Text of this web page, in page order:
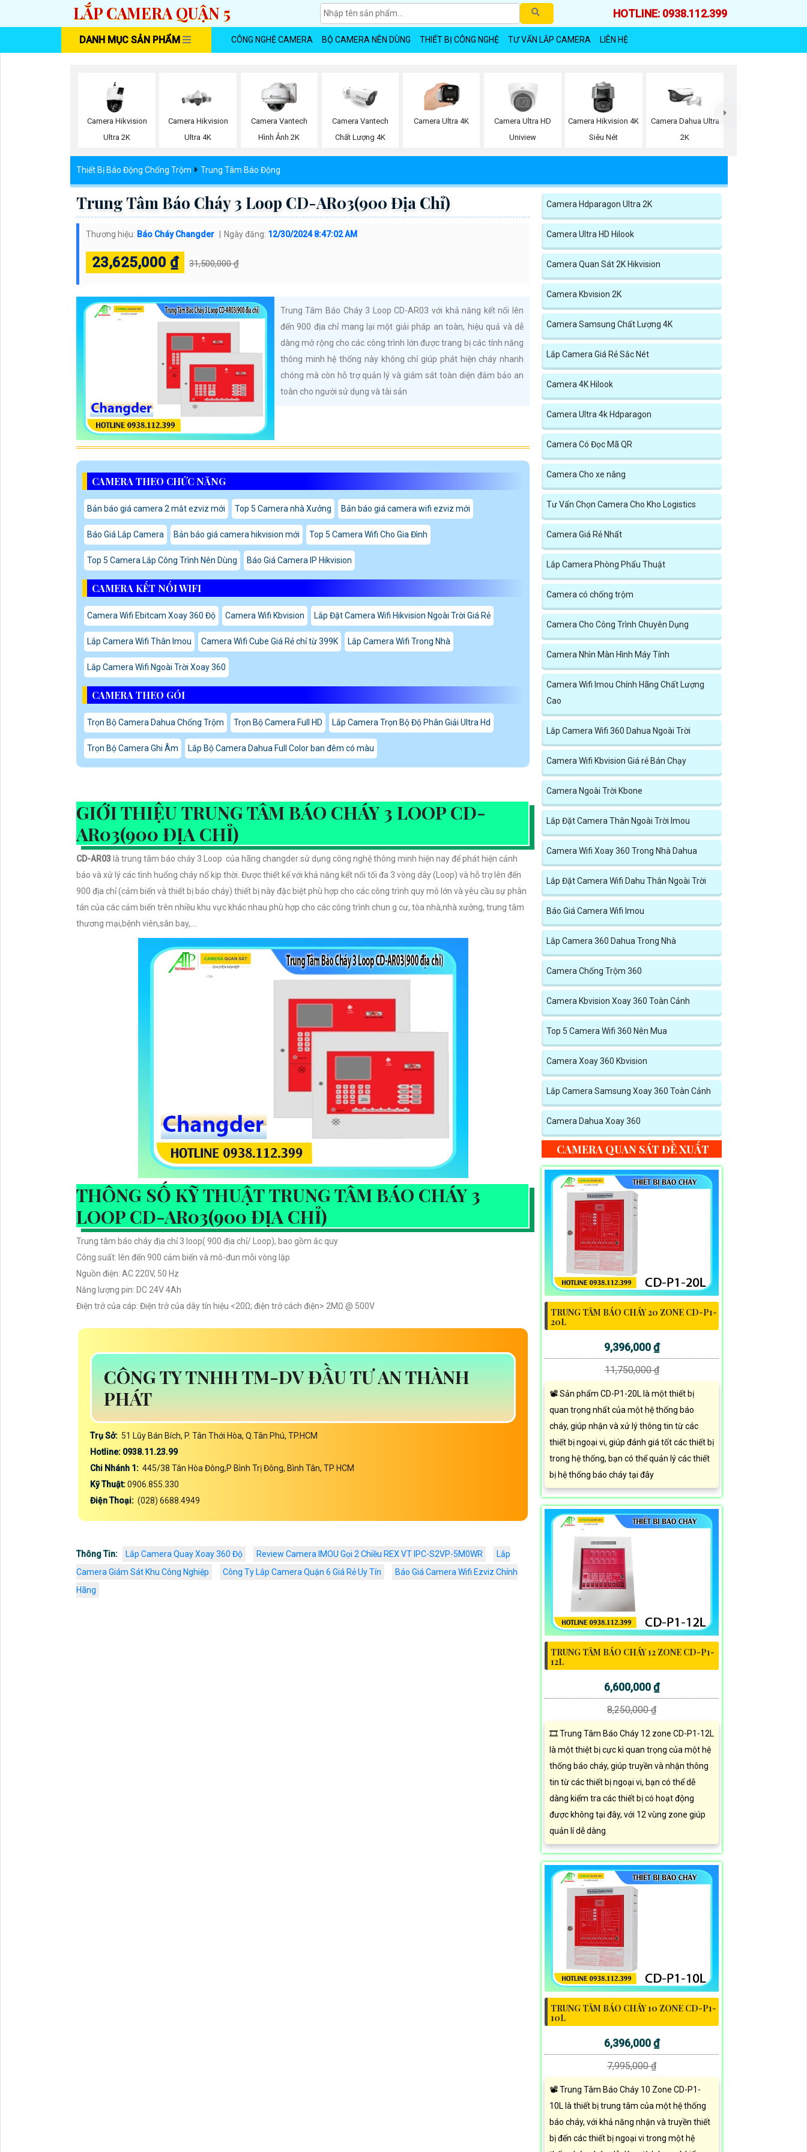
LẮP CAMERA QUẬN 5 HOTLINE: 0938.112.399
DANH MỤC SẢN PHẨM CÔNG NGHỆ CAMERA BỘ CAMERA NÊN DÙNG THIẾT BỊ CÔNG NGHỆ TƯ VẤN LẮP CAMERA LIÊN HỆ
Camera Hikvision
Ultra 2K
Camera Hikvision
Ultra 4K
Camera Vantech
Hình Ảnh 2K
Camera Vantech
Chất Lượng 4K
Camera Ultra 4K
Camera Ultra HD
Uniview
Camera Hikvision 4K
Siêu Nét
Camera Dahua Ultra
2K
Thiết Bị Báo Động Chống Trộm Trung Tâm Báo Động
Trung Tâm Báo Cháy 3 Loop CD-AR03(900 Địa Chỉ)
Thương hiệu: Báo Cháy Changder Ngày đăng: 12/30/2024 8:47:02 AM
23,625,000 ₫ 31,500,000 ₫
Trung Tâm Báo Cháy 3 Loop CD-AR03 với khả năng kết nối lên
đến 900 địa chỉ mang lại một giải pháp an toàn, hiệu quả và dễ
dàng mở rộng cho các công trình lớn được trang bị các tính năng
thông minh hệ thống này không chỉ giúp phát hiện cháy nhanh
chóng mà còn hỗ trợ quản lý và giám sát toàn diện đảm bảo an
toàn cho người sử dụng và tài sản
CAMERA THEO CHỨC NĂNG
Bản báo giá camera 2 mắt ezviz mới Top 5 Camera nhà Xưởng Bản báo giá camera wifi ezviz mới
Báo Giá Lắp Camera Bản báo giá camera hikvision mới Top 5 Camera Wifi Cho Gia Đình
Top 5 Camera Lắp Công Trình Nên Dùng Báo Giá Camera IP Hikvision
CAMERA KẾT NỐI WIFI
Camera Wifi Ebitcam Xoay 360 Độ Camera Wifi Kbvision Lắp Đặt Camera Wifi Hikvision Ngoài Trời Giá Rẻ
Lắp Camera Wifi Thân Imou Camera Wifi Cube Giá Rẻ chỉ từ 399K Lắp Camera Wifi Trong Nhà
Lắp Camera Wifi Ngoài Trời Xoay 360
CAMERA THEO GÓI
Trọn Bộ Camera Dahua Chống Trộm Trọn Bộ Camera Full HD Lắp Camera Trọn Bộ Độ Phân Giải Ultra Hd
Trọn Bộ Camera Ghi Âm Lắp Bộ Camera Dahua Full Color ban đêm có màu
GIỚI THIỆU TRUNG TÂM BÁO CHÁY 3 LOOP CD-
AR03(900 ĐỊA CHỈ)
CD-AR03 là trung tâm báo cháy 3 Loop của hãng changder sử dụng công nghệ thông minh hiện nay để phát hiện cảnh
báo và xử lý các tình huống cháy nổ kịp thời. Được thiết kế với khả năng kết nối tối đa 3 vòng dây (Loop) và hỗ trợ lên đến
900 địa chỉ (cảm biến và thiết bị báo cháy) thiết bị này đặc biệt phù hợp cho các công trình quy mô lớn và yêu cầu sự phân
tán của các cảm biến trên nhiều khu vực khác nhau phù hợp cho các công trình chun g cư, tòa nhà,nhà xưởng, trung tâm
thương mại,bệnh viên,sân bay,....
THÔNG SỐ KỸ THUẬT TRUNG TÂM BÁO CHÁY 3
LOOP CD-AR03(900 ĐỊA CHỈ)
Trung tâm báo cháy địa chỉ 3 loop( 900 địa chỉ/ Loop), bao gồm ắc quy
Công suất: lên đến 900 cảm biến và mô-đun mỗi vòng lặp
Nguồn điện: AC 220V, 50 Hz
Năng lượng pin: DC 24V 4Ah
Điện trở của cáp: Điện trở của dây tín hiệu <20Ω; điện trở cách điện> 2MΩ @ 500V
CÔNG TY TNHH TM-DV ĐẦU TƯ AN THÀNH
PHÁT
Trụ Sở: 51 Lũy Bán Bích, P. Tân Thới Hòa, Q.Tân Phú, TP.HCM
Hotline: 0938.11.23.99
Chi Nhánh 1: 445/38 Tân Hòa Đông,P Bình Trị Đông, Bình Tân, TP HCM
Kỹ Thuật:0906.855.330
Điện Thoại: (028) 6688.4949
Thông Tin: Lắp Camera Quay Xoay 360 Độ Review Camera IMOU Gọi 2 Chiều REX VT IPC-S2VP-5M0WR
Lắp
Camera Giám Sát Khu Công Nghiệp
Công Ty Lắp Camera Quận 6 Giá Rẻ Uy Tín
Báo Giá Camera Wifi Ezviz Chính
Hãng
Camera Hdparagon Ultra 2K
Camera Ultra HD Hilook
Camera Quan Sát 2K Hikvision
Camera Kbvision 2K
Camera Samsung Chất Lượng 4K
Lắp Camera Giá Rẻ Sắc Nét
Camera 4K Hilook
Camera Ultra 4k Hdparagon
Camera Có Đọc Mã QR
Camera Cho xe nâng
Tư Vấn Chọn Camera Cho Kho Logistics
Camera Giá Rẻ Nhất
Lắp Camera Phòng Phẩu Thuật
Camera có chống trộm
Camera Cho Công Trình Chuyên Dụng
Camera Nhìn Màn Hình Máy Tính
Camera Wifi Imou Chính Hãng Chất Lượng
Cao
Lắp Camera Wifi 360 Dahua Ngoài Trời
Camera Wifi Kbvision Giá rẻ Bán Chạy
Camera Ngoài Trời Kbone
Lắp Đặt Camera Thân Ngoài Trời Imou
Camera Wifi Xoay 360 Trong Nhà Dahua
Lắp Đặt Camera Wifi Dahu Thân Ngoài Trời
Báo Giá Camera Wifi Imou
Lắp Camera 360 Dahua Trong Nhà
Camera Chống Trộm 360
Camera Kbvision Xoay 360 Toàn Cảnh
Top 5 Camera Wifi 360 Nên Mua
Camera Xoay 360 Kbvision
Lắp Camera Samsung Xoay 360 Toàn Cảnh
Camera Dahua Xoay 360
CAMERA QUAN SÁT ĐỀ XUẤT
TRUNG TÂM BÁO CHÁY 20 ZONE CD-P1-
20L
9,396,000 ₫
11,750,000 ₫
📽 Sản phẩm CD-P1-20L là một thiết bị
quan trọng nhất của một hệ thống báo
cháy, giúp nhận và xử lý thông tin từ các
thiết bị ngoại vi, giúp đánh giá tốt các thiết bị
trong hệ thống, bạn có thể quản lý các thiết
bị hệ thống báo cháy tại đây
TRUNG TÂM BÁO CHÁY 12 ZONE CD-P1-
12L
6,600,000 ₫
8,250,000 ₫
🎞 Trung Tâm Báo Cháy 12 zone CD-P1-12L
là một thiệt bị cực kì quan trọng của một hệ
thống báo cháy, giúp truyền và nhận thông
tin từ các thiết bị ngoại vi, bạn có thể dễ
dàng kiểm tra các thiết bị có hoạt động
được không tại đây, với 12 vùng zone giúp
quản lí dễ dàng
TRUNG TÂM BÁO CHÁY 10 ZONE CD-P1-
10L
6,396,000 ₫
7,995,000 ₫
📽 Trung Tâm Báo Cháy 10 Zone CD-P1-
10L là thiết bị trung tâm của một hệ thống
báo cháy, với khả năng nhận và truyền thiết
bị đến các thiết bị ngoại vi trong một hệ